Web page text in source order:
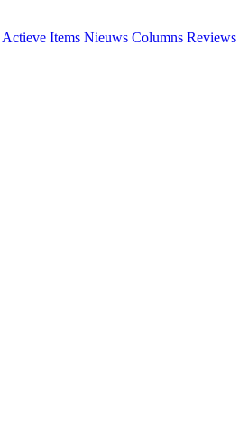
Actieve Items Nieuws Columns Reviews